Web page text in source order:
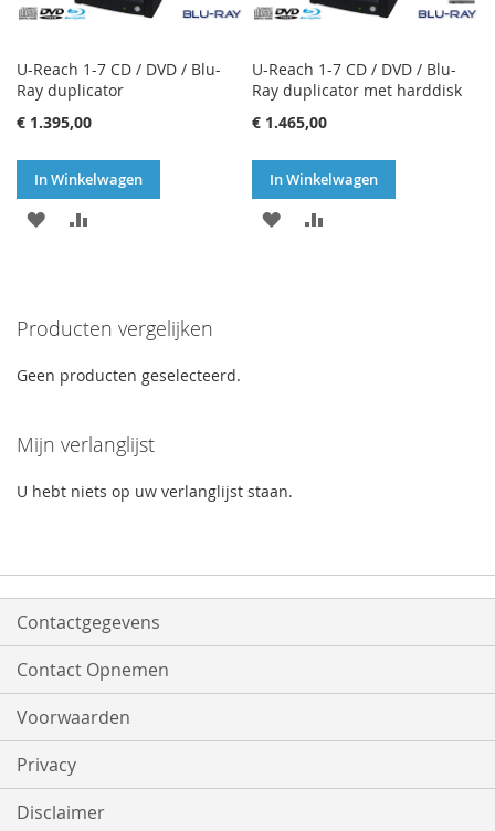
U-Reach 1-7 CD / DVD / Blu-
Ray duplicator
€ 1.395,00
In Winkelwagen
VOEG
VERLANGLIJST
VERGELIJKEN
U-Reach 1-7 CD / DVD / Blu-
Ray duplicator met harddisk
€ 1.465,00
In Winkelwagen
VOEG
Producten vergelijken
Geen producten geselecteerd.
Mijn verlanglijst
U hebt niets op uw verlanglijst staan.
Contactgegevens
Contact Opnemen
Voorwaarden
Privacy
Disclaimer